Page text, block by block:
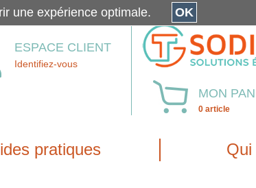
ESPACE CLIENT
Identifiez-vous
MON
0 article
pratiques
une expérience optimale. OK